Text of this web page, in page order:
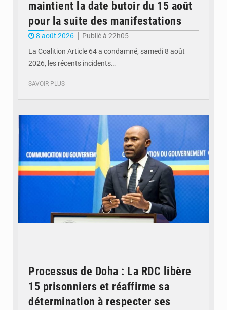
maintient la date butoir du 15 août
pour la suite des manifestations
8 août 2026
Publié à 22h05
La Coalition Article 64 a condamné, samedi 8 août
2026, les récents incidents…
SAVOIR PLUS
Processus de Doha : La RDC libère
15 prisonniers et réaffirme sa
détermination à respecter ses